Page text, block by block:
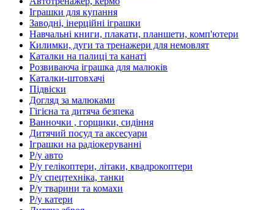
Іграшки для купання
Заводні, інерційні іграшки
Навчальні книги, плакати, планшети, комп'ютери
Килимки, дуги та тренажери для немовлят
Каталки на палиці та канаті
Розвиваюча іграшка для малюків
Каталки-штовхачі
Підвіски
Догляд за малюками
Гігієна та дитяча безпека
Ванночки , горщики, сидіння
Дитячий посуд та аксесуари
Іграшки на радіокеруванні
Р/у авто
Р/у гелікоптери, літаки, квадрокоптери
Р/у спецтехніка, танки
Р/у тварини та комахи
Р/у катери